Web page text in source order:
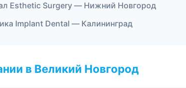
Esthetic Surgery — Нижний Новгород
Implant Dental — Калининград
в Великий Новгород